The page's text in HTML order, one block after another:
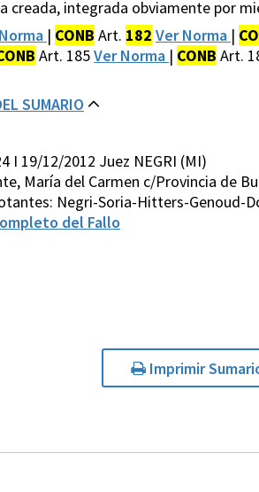
creada, integrada obviamente por
| CONB Art. 182 Ver Norma |
Art. 185Ver Norma | CONB Art.
SUMARIO
I 19/12/2012 Juez NEGRI (MI)
María del Carmen c/Provincia de
Negri-Soria-Hitters-Genoud-
del Fallo
Imprimir